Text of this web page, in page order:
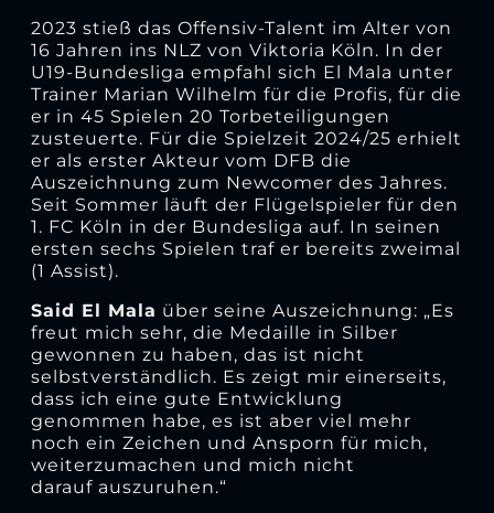
2023 stieß das Offensiv-Talent im Alter von
16 Jahren ins NLZ von Viktoria Köln. In der
U19-Bundesliga empfahl sich El Mala unter
Trainer Marian Wilhelm für die Profis, für die
er in 45 Spielen 20 Torbeteiligungen
zusteuerte. Für die Spielzeit 2024/25 erhielt
er als erster Akteur vom DFB die
Auszeichnung zum Newcomer des Jahres.
Seit Sommer läuft der Flügelspieler für den
1. FC Köln in der Bundesliga auf. In seinen
ersten sechs Spielen traf er bereits zweimal
(1 Assist).
Said El Mala über seine Auszeichnung: „Es
freut mich sehr, die Medaille in Silber
gewonnen zu haben, das ist nicht
selbstverständlich. Es zeigt mir einerseits,
dass ich eine gute Entwicklung
genommen habe, es ist aber viel mehr
noch ein Zeichen und Ansporn für mich,
weiterzumachen und mich nicht
darauf auszuruhen.“